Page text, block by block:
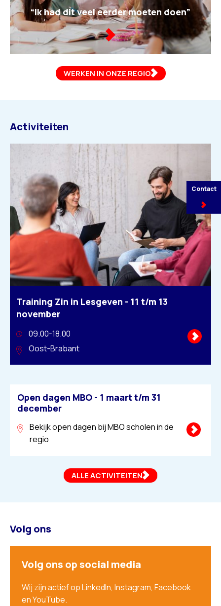
“Ik had dit veel eerder moeten doen”
WERKEN IN ONZE REGIO
Activiteiten
Training Zin in Lesgeven - 11 t/m 13
november
09.00-18.00
Oost-Brabant
Open dagen MBO - 1 maart t/m 31
december
Bekijk open dagen bij MBO scholen in de
regio
ALLE ACTIVITEITEN
Volg ons
Volg ons op social media
Wij zijn actief op LinkedIn, Instagram, Facebook
en YouTube.
Contact